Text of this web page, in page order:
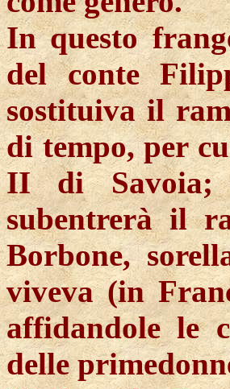
In questo
del conte
sostituiva il
di tempo, per
II di Savoia;
subentrerà il
Borbone,
viveva (in
affidandole le
delle